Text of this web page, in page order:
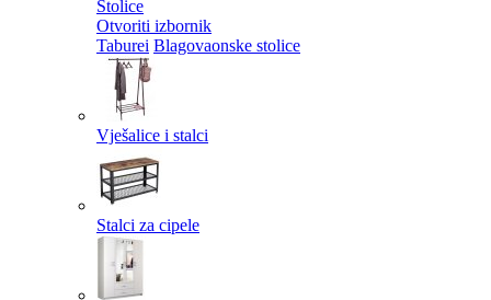
Stolice
Otvoriti izbornik
Taburei Blagovaonske stolice
Vješalice i stalci
Stalci za cipele